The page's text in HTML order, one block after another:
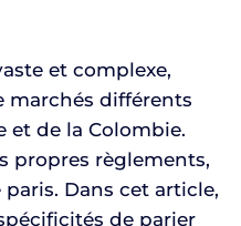
et complexe,
marchés différents
et de la Colombie.
propres règlements,
Dans cet article,
de parier